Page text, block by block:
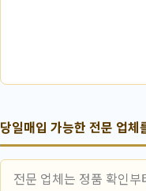
당일매입 가능한 전문 업체
전문 업체는 정품 확인